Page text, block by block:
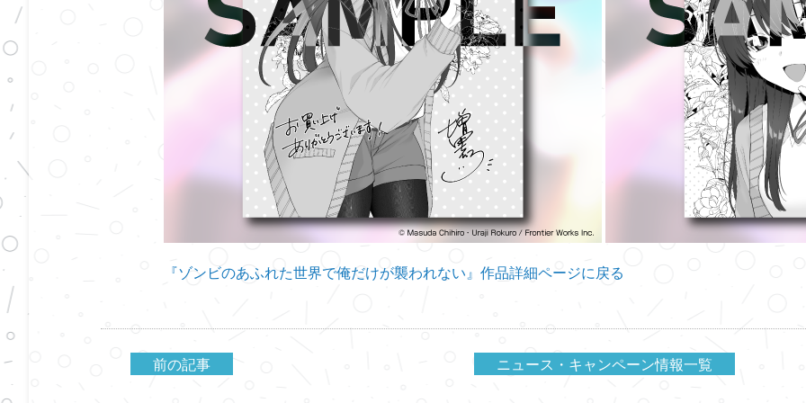
『ゾンビのあふれた世界で俺だけが襲われない』作品詳細ページに戻る
前の記事 ニュース・キャンペーン情報一覧